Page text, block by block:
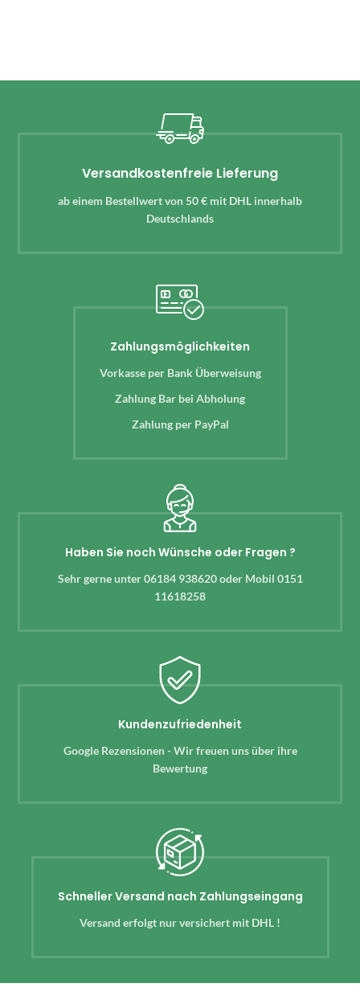
Versandkostenfreie Lieferung
ab einem Bestellwert von 50 € mit DHL innerhalb
Deutschlands
Zahlungsmöglichkeiten
Vorkasse per Bank Überweisung
Zahlung Bar bei Abholung
Zahlung per PayPal
Haben Sie noch Wünsche oder Fragen ?
Sehr gerne unter 06184 938620 oder Mobil 0151
11618258
Kundenzufriedenheit
Google Rezensionen - Wir freuen uns über ihre
Bewertung
Schneller Versand nach Zahlungseingang
Versand erfolgt nur versichert mit DHL !